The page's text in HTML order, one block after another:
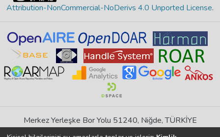
Attribution-NonCommercial-NoDerivs 4.0 Unported License.
Merkez Yerleşke Bor Yolu 51240, Niğde, TÜRKİYE
If you find any errors in content please report us